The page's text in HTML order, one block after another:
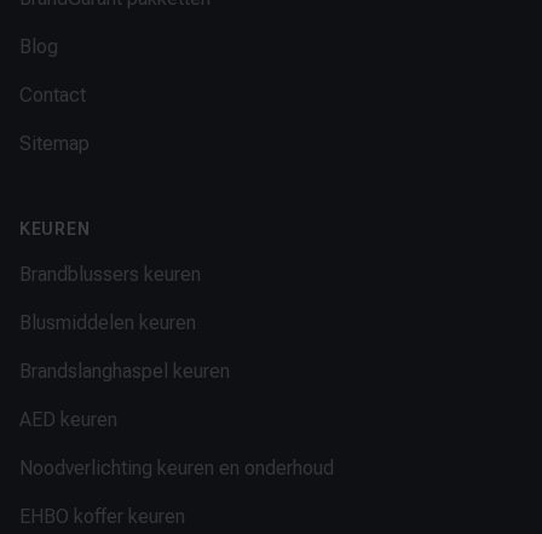
Blog
Contact
Sitemap
KEUREN
Brandblussers keuren
Blusmiddelen keuren
Brandslanghaspel keuren
AED keuren
Noodverlichting keuren en onderhoud
EHBO koffer keuren